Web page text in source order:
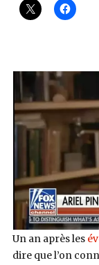
Un an après les
dire que l’on